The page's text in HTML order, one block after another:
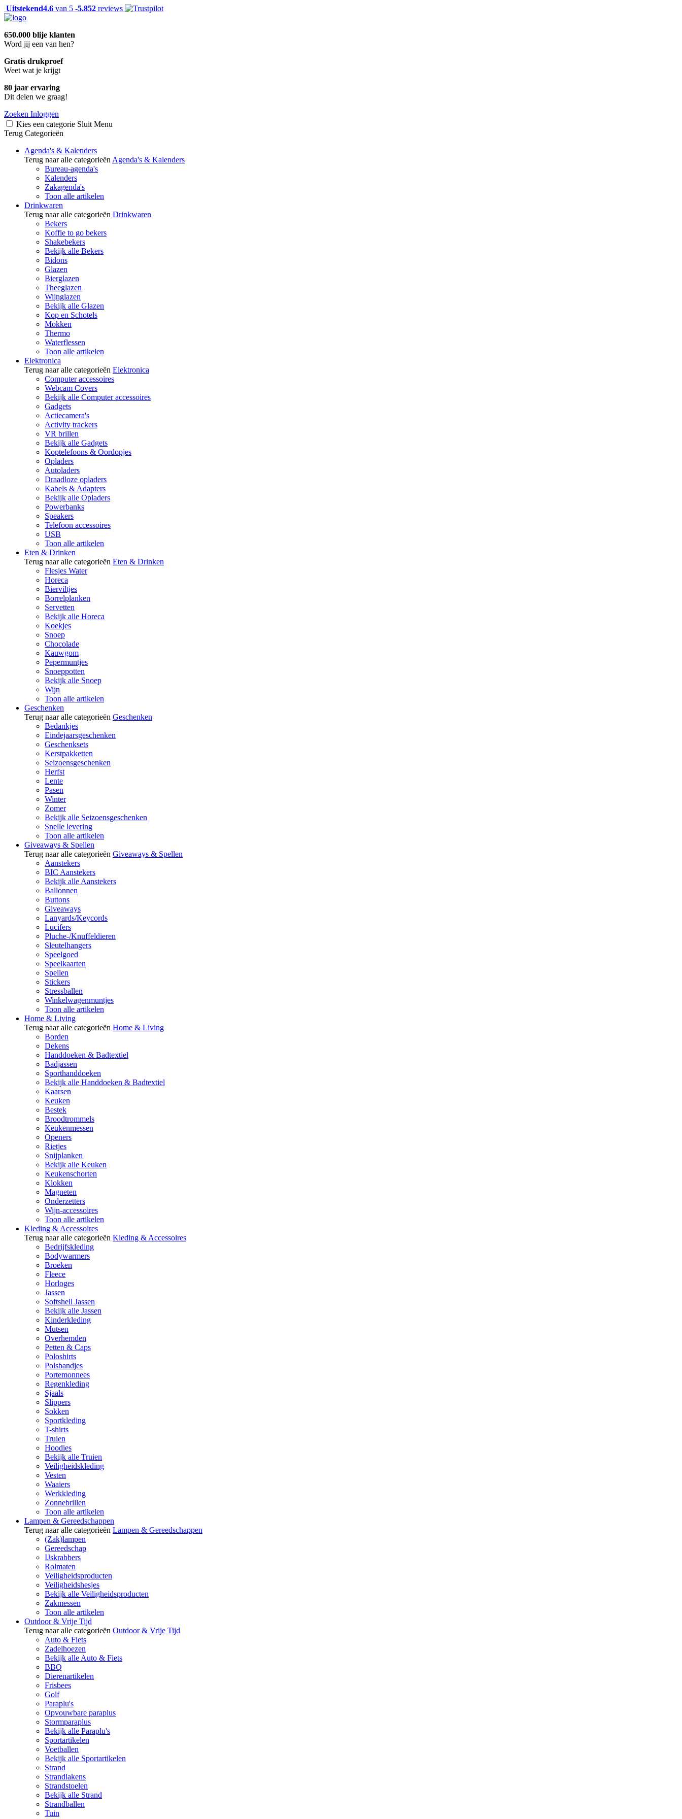
Uitstekend4.6 van 5 -5.852 reviews
650.000 blije klanten
Word jij een van hen?
Gratis drukproef
Weet wat je krijgt
80 jaar ervaring
Dit delen we graag!
Zoeken Inloggen
Kies een categorie Sluit Menu
Terug Categorieën
Agenda's & Kalenders
Terug naar alle categorieën Agenda's & Kalenders
Bureau-agenda's
Kalenders
Zakagenda's
Toon alle artikelen
Drinkwaren
Terug naar alle categorieën Drinkwaren
Bekers
Koffie to go bekers
Shakebekers
Bekijk alle Bekers
Bidons
Glazen
Bierglazen
Theeglazen
Wijnglazen
Bekijk alle Glazen
Kop en Schotels
Mokken
Thermo
Waterflessen
Toon alle artikelen
Elektronica
Terug naar alle categorieën Elektronica
Computer accessoires
Webcam Covers
Bekijk alle Computer accessoires
Gadgets
Actiecamera's
Activity trackers
VR brillen
Bekijk alle Gadgets
Koptelefoons & Oordopjes
Opladers
Autoladers
Draadloze opladers
Kabels & Adapters
Bekijk alle Opladers
Powerbanks
Speakers
Telefoon accessoires
USB
Toon alle artikelen
Eten & Drinken
Terug naar alle categorieën Eten & Drinken
Flesjes Water
Horeca
Bierviltjes
Borrelplanken
Servetten
Bekijk alle Horeca
Koekjes
Snoep
Chocolade
Kauwgom
Pepermuntjes
Snoeppotten
Bekijk alle Snoep
Wijn
Toon alle artikelen
Geschenken
Terug naar alle categorieën Geschenken
Bedankjes
Eindejaarsgeschenken
Geschenksets
Kerstpakketten
Seizoensgeschenken
Herfst
Lente
Pasen
Winter
Zomer
Bekijk alle Seizoensgeschenken
Snelle levering
Toon alle artikelen
Giveaways & Spellen
Terug naar alle categorieën Giveaways & Spellen
Aanstekers
BIC Aanstekers
Bekijk alle Aanstekers
Ballonnen
Buttons
Giveaways
Lanyards/Keycords
Lucifers
Pluche-/Knuffeldieren
Sleutelhangers
Speelgoed
Speelkaarten
Spellen
Stickers
Stressballen
Winkelwagenmuntjes
Toon alle artikelen
Home & Living
Terug naar alle categorieën Home & Living
Borden
Dekens
Handdoeken & Badtextiel
Badjassen
Sporthanddoeken
Bekijk alle Handdoeken & Badtextiel
Kaarsen
Keuken
Bestek
Broodtrommels
Keukenmessen
Openers
Rietjes
Snijplanken
Bekijk alle Keuken
Keukenschorten
Klokken
Magneten
Onderzetters
Wijn-accessoires
Toon alle artikelen
Kleding & Accessoires
Terug naar alle categorieën Kleding & Accessoires
Bedrijfskleding
Bodywarmers
Broeken
Fleece
Horloges
Jassen
Softshell Jassen
Bekijk alle Jassen
Kinderkleding
Mutsen
Overhemden
Petten & Caps
Poloshirts
Polsbandjes
Portemonnees
Regenkleding
Sjaals
Slippers
Sokken
Sportkleding
T-shirts
Truien
Hoodies
Bekijk alle Truien
Veiligheidskleding
Vesten
Waaiers
Werkkleding
Zonnebrillen
Toon alle artikelen
Lampen & Gereedschappen
Terug naar alle categorieën Lampen & Gereedschappen
(Zak)lampen
Gereedschap
IJskrabbers
Rolmaten
Veiligheidsproducten
Veiligheidshesjes
Bekijk alle Veiligheidsproducten
Zakmessen
Toon alle artikelen
Outdoor & Vrije Tijd
Terug naar alle categorieën Outdoor & Vrije Tijd
Auto & Fiets
Zadelhoezen
Bekijk alle Auto & Fiets
BBQ
Dierenartikelen
Frisbees
Golf
Paraplu's
Opvouwbare paraplus
Stormparaplus
Bekijk alle Paraplu's
Sportartikelen
Voetballen
Bekijk alle Sportartikelen
Strand
Strandlakens
Strandstoelen
Bekijk alle Strand
Strandballen
Tuin